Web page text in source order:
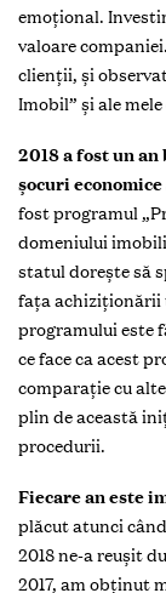
emoțional.
valoare
clienții, și
Imobil” și ale
2018 a fost un
șocuri
fost programul
domeniului
statul dorește să
fața achiziționării
programului este
ce face ca acest
comparație cu
plin de această
procedurii.
Fiecare an este
plăcut atunci
2018 ne-a reușit
2017, am obținut